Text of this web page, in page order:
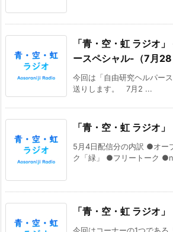
「青・空・虹 ラジオ
ースペシャル-（7月28
今回は「自由研究ヘルパー
送りします。 7月2 ...
「青・空・虹 ラジオ」
5月4日配信分の内訳 ●オー
ク「緑」 ●フリートーク
「青・空・虹 ラジオ
今回はコーナーの1つであ